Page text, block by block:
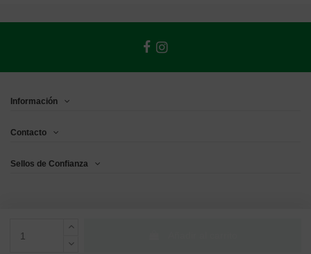
Información
Contacto
Sellos de Confianza